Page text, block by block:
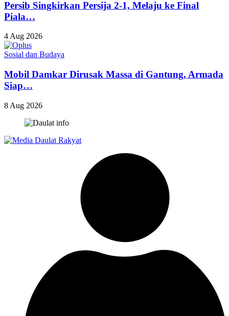
Persib Singkirkan Persija 2-1, Melaju ke Final
Piala…
4 Aug 2026
Sosial dan Budaya
Mobil Damkar Dirusak Massa di Gantung, Armada
Siap…
8 Aug 2026